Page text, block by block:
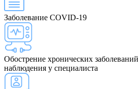
Заболевание COVID-19
Обострение хронических
наблюдения у специалиста